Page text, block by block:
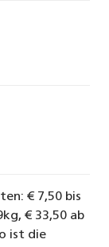
€ 7,50 bis
€ 33,50 ab
ist die